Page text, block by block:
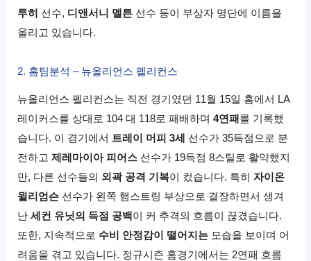
투히 선수, 디앤서니 멜튼 선수 등이 부상자 명단에 이름을
올리고 있습니다.
2. 홈팀분석 – 뉴올리언스 펠리컨스
뉴올리언스 펠리컨스는 직전 경기였던 11월 15일 홈에서 LA
레이커스를 상대로 104 대 118로 패배하며4연패 를 기록했
습니다. 이 경기에서 트레이 머피 3세
선수가 35득점으로 분
전하고제레마이아 피어스 선수가 19득점 8스틸로 활약했지
만, 다른 선수들의 외곽 공격 기복이 컸습니다. 특히자이온
윌리엄슨 선수가 왼쪽 햄스트링 부상으로 결장하면서 생겨
난세컨 유닛의 득점 공백이 커 추격의 흐름이 끊겼습니다.
또한, 지속적으로 수비 안정감이 떨어지는 모습을 보이며 어
려움을 겪고 있습니다. 정규시즌 홈경기에서는 2연패 흐름